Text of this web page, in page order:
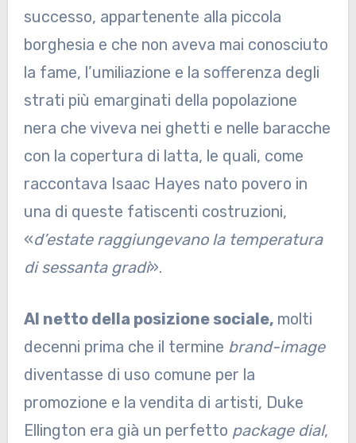
successo, appartenente alla piccola
borghesia e che non aveva mai conosciuto
la fame, l’umiliazione e la sofferenza degli
strati più emarginati della popolazione
nera che viveva nei ghetti e nelle baracche
con la copertura di latta, le quali, come
raccontava Isaac Hayes nato povero in
una di queste fatiscenti costruzioni,
«d’estate raggiungevano la temperatura
di sessanta gradi».
Al netto della posizione sociale, molti
decenni prima che il termine brand-image
diventasse di uso comune per la
promozione e la vendita di artisti, Duke
Ellington era già un perfetto package dial,